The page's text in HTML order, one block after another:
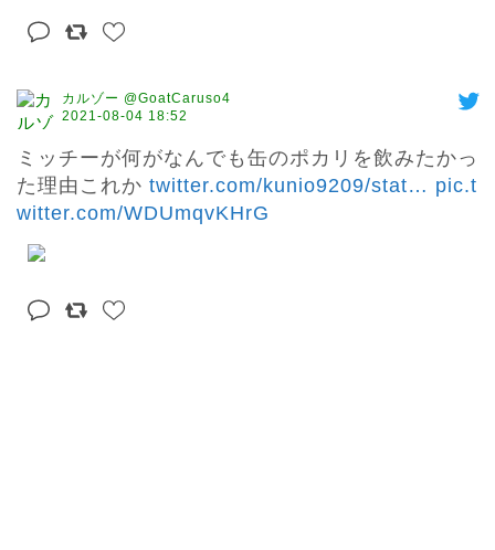
カルゾー @GoatCaruso4
2021-08-04 18:52
ミッチーが何がなんでも缶のポカリを飲みたかっ
た理由これか twitter.com/kunio9209/stat… pic.t
witter.com/WDUmqvKHrG